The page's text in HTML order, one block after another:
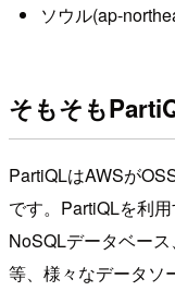
ソウル(ap-
そもそも
PartiQLはAWSが
です。PartiQLを利
NoSQLデータベー
等、様々なデータソ